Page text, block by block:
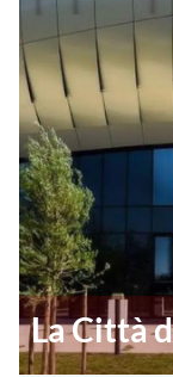
La Città